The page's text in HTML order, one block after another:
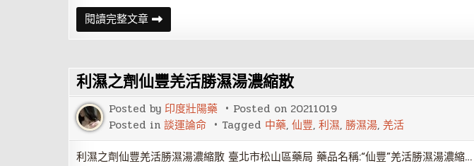
閱讀完整文章理
氣
之
豐
橘
皮
竹
茹
湯
縮
散
利濕之劑仙豐羌活勝濕湯濃縮散
Posted by 印度壯陽藥 Posted on 20211019
Posted in 談運論命 Tagged 中藥, 仙豐, 利濕, 勝濕湯, 羌活
利濕之劑仙豐羌活勝濕湯濃縮散 臺北市松山區藥局 藥品名稱:“仙豐”羌活勝濕湯濃縮…